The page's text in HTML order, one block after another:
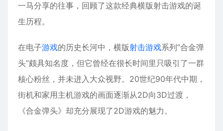
一马分享的往事，回顾了这款经典横版射击游戏的诞
生历程。
在电子游戏的历史长河中，横版射击游戏系列“合金弹
头”颇具知名度，但它曾经在很长时间里只吸引了一群
核心粉丝，并未进入大众视野。20世纪90年代中期，
街机和家用主机游戏的画面逐渐从2D向3D过渡，
《合金弹头》却充分展现了2D游戏的魅力。